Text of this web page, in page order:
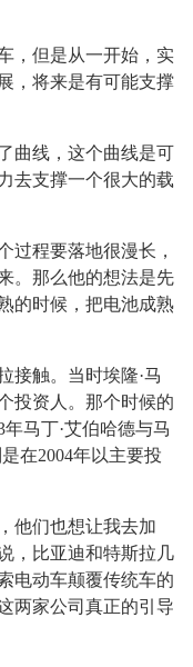
，但是从一开始，实
，将来是有可能支撑
曲线，这个曲线是可
去支撑一个很大的载
过程要落地很漫长，
。那么他的想法是先
的时候，把电池成熟
接触。当时埃隆·马
投资人。那个时候的
年马丁·艾伯哈德与马
在2004年以主要投
他们也想让我去加
，比亚迪和特斯拉几
电动车颠覆传统车的
两家公司真正的引导